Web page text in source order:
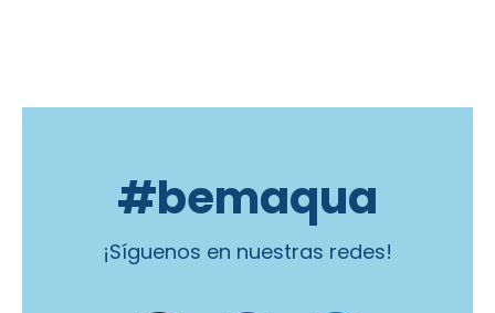
#bemaqua
¡Síguenos en nuestras redes!